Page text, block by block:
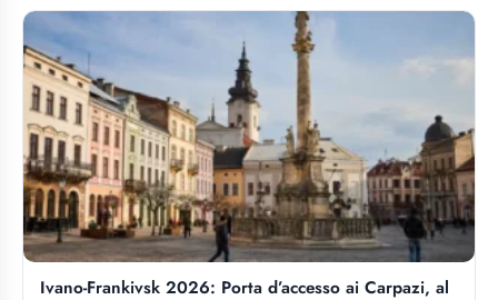
Ivano-Frankivsk 2026: Porta d’accesso ai Carpazi, al